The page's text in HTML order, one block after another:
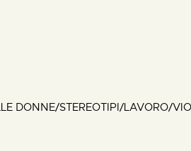
DONNE/STEREOTIPI/LAVORO/